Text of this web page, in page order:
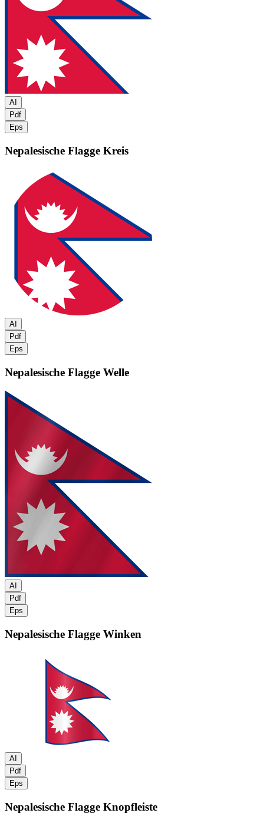
AI
Pdf
Eps
Nepalesische Flagge Kreis
AI
Pdf
Eps
Nepalesische Flagge Welle
AI
Pdf
Eps
Nepalesische Flagge Winken
AI
Pdf
Eps
Nepalesische Flagge Knopfleiste